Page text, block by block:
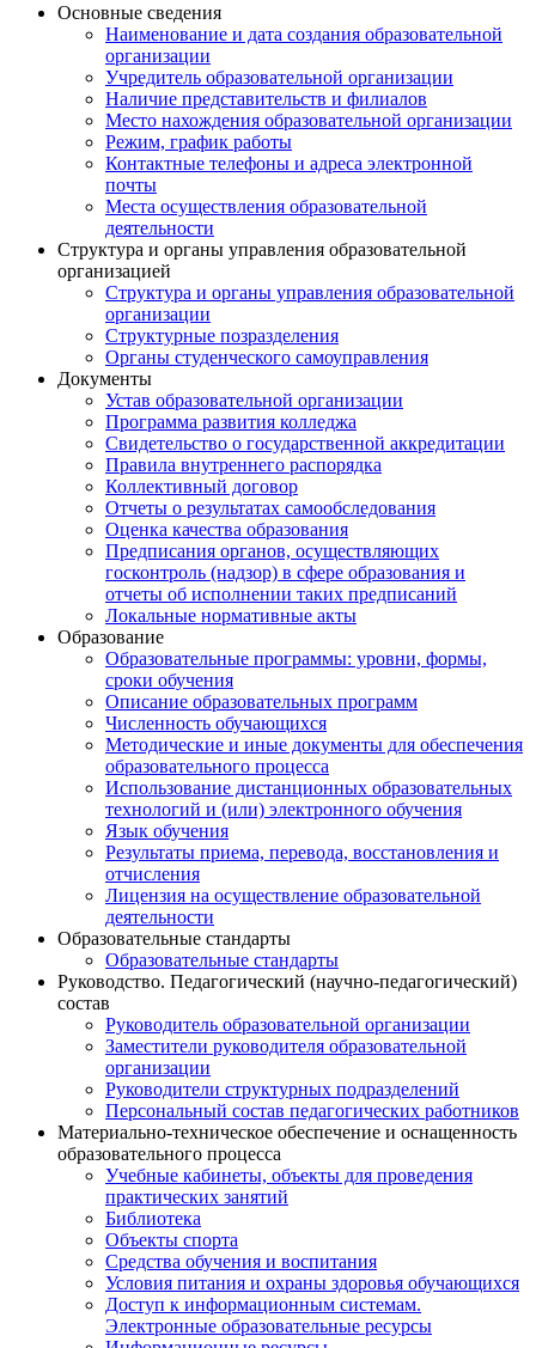
Основные сведения
Наименование и дата создания образовательной
организации
Учредитель образовательной организации
Наличие представительств и филиалов
Место нахождения образовательной организации
Режим, график работы
Контактные телефоны и адреса электронной
почты
Места осуществления образовательной
деятельности
Структура и органы управления образовательной
организацией
Структура и органы управления образовательной
организации
Структурные позразделения
Органы студенческого самоуправления
Документы
Устав образовательной организации
Программа развития колледжа
Свидетельство о государственной аккредитации
Правила внутреннего распорядка
Коллективный договор
Отчеты о результатах самообследования
Оценка качества образования
Предписания органов, осуществляющих
госконтроль (надзор) в сфере образования и
отчеты об исполнении таких предписаний
Локальные нормативные акты
Образование
Образовательные программы: уровни, формы,
сроки обучения
Описание образовательных программ
Численность обучающихся
Методические и иные документы для обеспечения
образовательного процесса
Использование дистанционных образовательных
технологий и (или) электронного обучения
Язык обучения
Результаты приема, перевода, восстановления и
отчисления
Лицензия на осуществление образовательной
деятельности
Образовательные стандарты
Образовательные стандарты
Руководство. Педагогический (научно-педагогический)
состав
Руководитель образовательной организации
Заместители руководителя образовательной
организации
Руководители структурных подразделений
Персональный состав педагогических работников
Материально-техническое обеспечение и оснащенность
образовательного процесса
Учебные кабинеты, объекты для проведения
практических занятий
Библиотека
Объекты спорта
Средства обучения и воспитания
Условия питания и охраны здоровья обучающихся
Доступ к информационным системам.
Электронные образовательные ресурсы